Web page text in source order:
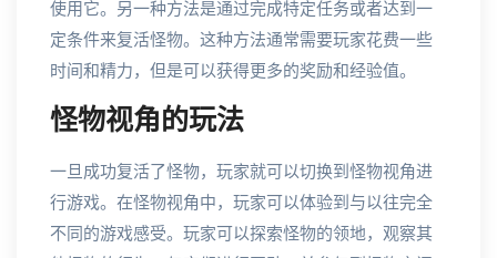
使用它。另一种方法是通过完成特定任务或者达到一
定条件来复活怪物。这种方法通常需要玩家花费一些
时间和精力，但是可以获得更多的奖励和经验值。
怪物视角的玩法
一旦成功复活了怪物，玩家就可以切换到怪物视角进
行游戏。在怪物视角中，玩家可以体验到与以往完全
不同的游戏感受。玩家可以探索怪物的领地，观察其